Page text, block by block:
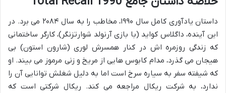
داستان یادآوری کامل سال ۱۹۹۰، مخاطب را به سال ۲۰۸۴ می برد. در
این آینده، داگلاس کواید (با بازی آرنولد شوارتزنگر)، کارگر ساختمانی
که زندگی روزمره اش در کنار همسرش لوری (شارون استون) بی
هیجان می گذرد، مدام کابوس هایی از مریخ و زنی مرموز می بیند. او
که شیفته سفر به سیاره سرخ است اما به دلیل شغلش توانایی آن را
ندارد، به شرکت ریکال مراجعه می کند. ریکال شرکتی است که